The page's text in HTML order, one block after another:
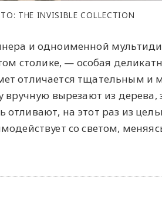
THE INVISIBLE COLLECTION
и одноименной
столике, — особая
отличается тщательным и
вручную вырезают из дерева,
на этот раз из
со светом,